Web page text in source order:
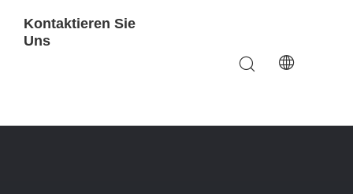
Kontaktieren Sie
Uns